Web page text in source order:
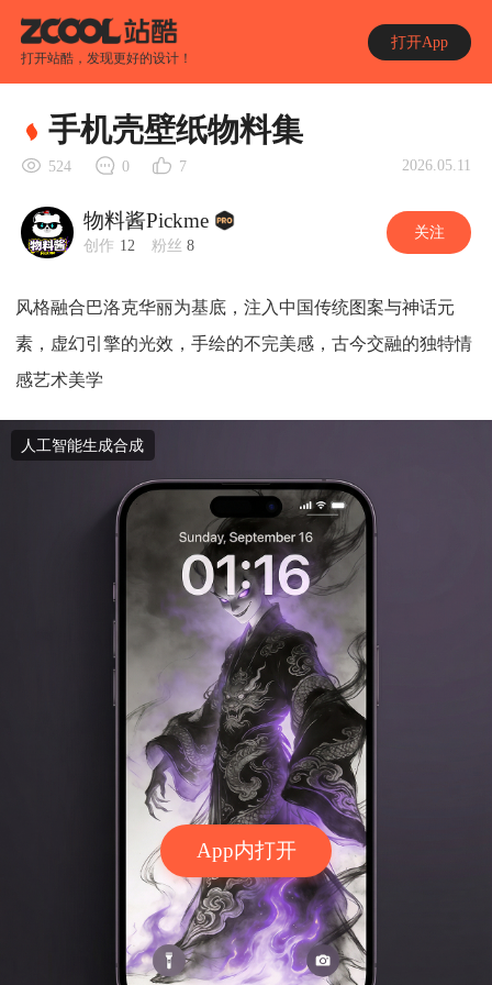
打开站酷，发现更好的设计！
打开App
App内打开
手机壳壁纸物料集
524 0 7 2026.05.11
物料酱Pickme
创作 12 粉丝 8
关注
风格融合巴洛克华丽为基底，注入中国传统图案与神话元
素，虚幻引擎的光效，手绘的不完美感，古今交融的独特情
感艺术美学
人工智能生成合成